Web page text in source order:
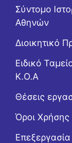
Σύντομο
Αθηνών
Διοικητικό
Ειδικό
Κ.Ο.Α
Θέσεις
Όροι Χρήσης